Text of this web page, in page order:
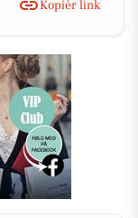
Kopiér link